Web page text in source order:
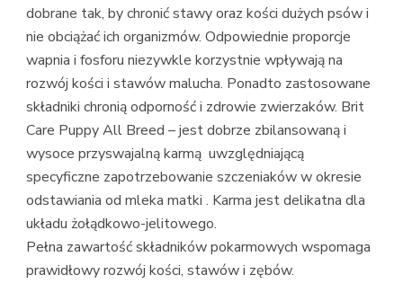
dobrane tak, by chronić stawy oraz kości dużych psów i
nie obciążać ich organizmów. Odpowiednie proporcje
wapnia i fosforu niezywkle korzystnie wpływają na
rozwój kości i stawów malucha. Ponadto zastosowane
składniki chronią odporność i zdrowie zwierzaków. Brit
Care Puppy All Breed – jest dobrze zbilansowaną i
wysoce przyswajalną karmą uwzględniającą
specyficzne zapotrzebowanie szczeniaków w okresie
odstawiania od mleka matki . Karma jest delikatna dla
układu żołądkowo-jelitowego.
Pełna zawartość składników pokarmowych wspomaga
prawidłowy rozwój kości, stawów i zębów.